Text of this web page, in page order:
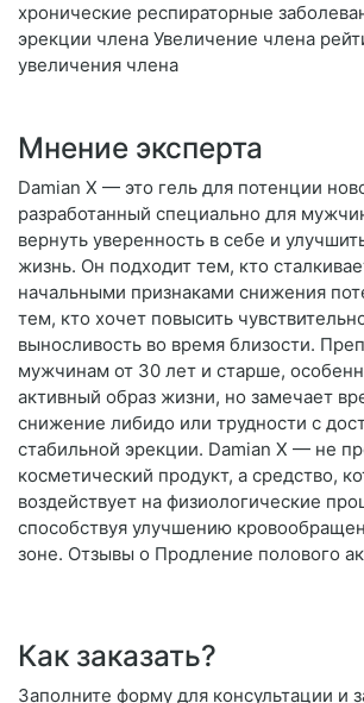
хронические респираторные
эрекции члена Увеличение члена
увеличения члена
Мнение эксперта
Damian X — это гель для потенции
разработанный специально для
вернуть уверенность в себе и
жизнь. Он подходит тем, кто
начальными признаками снижения
тем, кто хочет повысить
выносливость во время близости.
мужчинам от 30 лет и старше,
активный образ жизни, но замечает
снижение либидо или трудности с
стабильной эрекции. Damian X — не
косметический продукт, а средство,
воздействует на физиологические
способствуя улучшению
зоне. Отзывы о Продление полового
Как заказать?
Заполните форму для консультации и